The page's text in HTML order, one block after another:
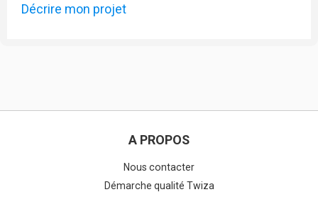
Décrire mon projet
A PROPOS
Nous contacter
Démarche qualité Twiza